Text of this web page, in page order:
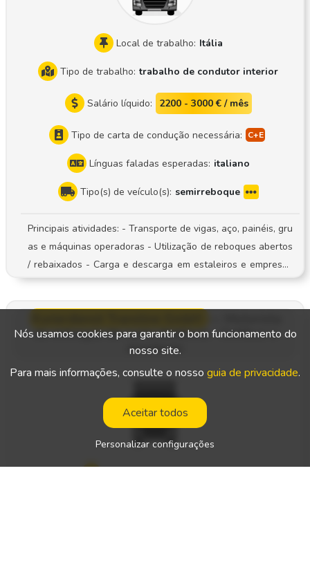
Local de trabalho: Itália
Tipo de trabalho: trabalho de condutor interior
Salário líquido: 2200 - 3000 € / mês
Tipo de carta de condução necessária:
Línguas faladas esperadas: italiano
Tipo(s) de veículo(s): semirreboque
Principais atividades: - Transporte de vigas, aço, painéis, gru
as e máquinas operadoras - Utilização de reboques abertos
/ rebaixados - Carga e descarga em estaleiros e empresas
metalomecânicas - Cumprimento das normas de segurança
de entregas de curta distância - Cottbus e
arredores
Nós usamos cookies para garantir o bom funcionamento do
nosso site.
Para mais informações, consulte o nosso guia de privacidade.
Aceitar todos
Personalizar configurações